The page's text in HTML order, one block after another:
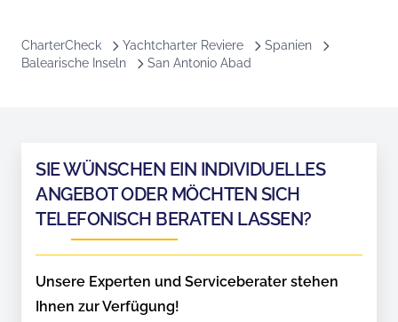
CharterCheck Yachtcharter Reviere
Spanien
Balearische Inseln
San Antonio Abad
SIE WÜNSCHEN EIN INDIVIDUELLES
ANGEBOT ODER MÖCHTEN SICH
TELEFONISCH BERATEN LASSEN?
Unsere Experten und Serviceberater stehen
Ihnen zur Verfügung!